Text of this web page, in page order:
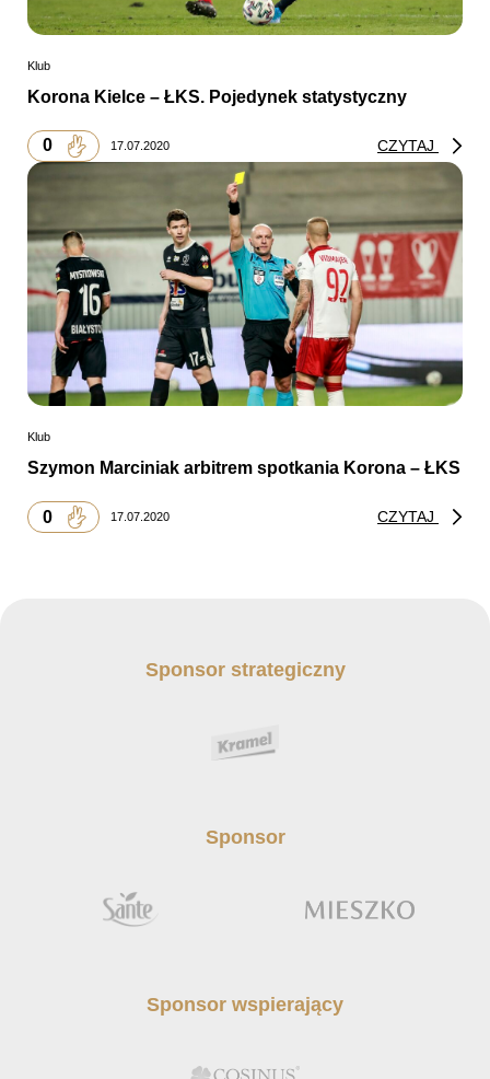
Klub
Korona Kielce – ŁKS. Pojedynek statystyczny
0 17.07.2020 CZYTAJ
Klub
Szymon Marciniak arbitrem spotkania Korona – ŁKS
0 17.07.2020 CZYTAJ
Sponsor strategiczny
Sponsor
Sponsor wspierający